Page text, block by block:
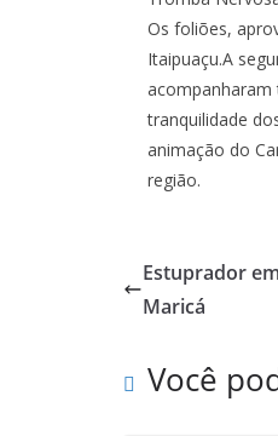
Os foliões,
Itaipuaçu.A
tranquilidade
animação do
região.
Estuprador
Maricá
Você